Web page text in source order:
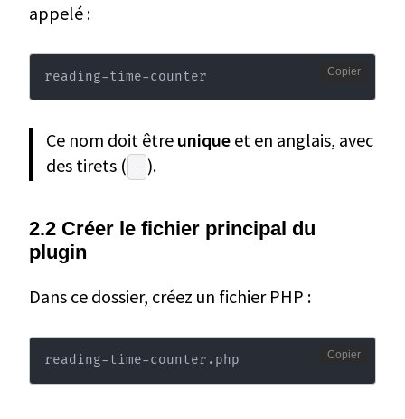
appelé :
reading-time-counter Copier
Ce nom doit être uniqueet en anglais, avec
des tirets ( - ).
2.2 Créer le fichier principal du
plugin
Dans ce dossier, créez un fichier PHP :
reading-time-counter.php Copier